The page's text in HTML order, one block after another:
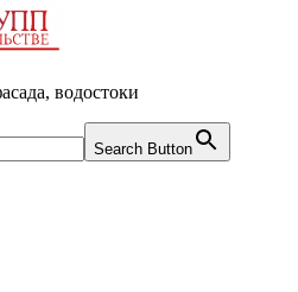
водостоки
Search Button